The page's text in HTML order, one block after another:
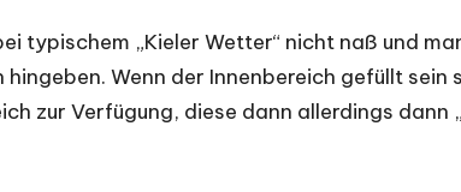
typischem „Kieler Wetter“ nicht naß und
Wenn der Innenbereich gefüllt sein
zur Verfügung, diese dann allerdings dann